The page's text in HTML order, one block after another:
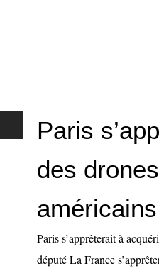
Paris
des
Paris s’apprêterait à
député La France